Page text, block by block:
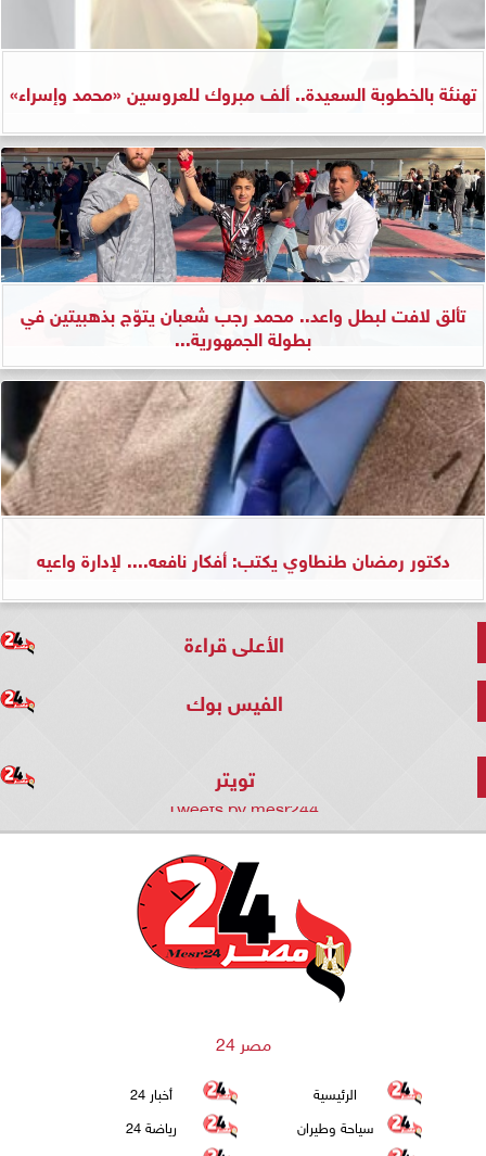
تهنئة بالخطوبة السعيدة.. ألف مبروك للعروسين «محمد وإسراء»
تألق لافت لبطل واعد.. محمد رجب شعبان يتوّج بذهبيتين في
بطولة الجمهورية...
دكتور رمضان طنطاوي يكتب: أفكار نافعه.... لإدارة واعيه
الأعلى قراءة
الفيس بوك
تويتر
Tweets by mesr244
مصر 24
الرئيسية
أخبار 24
سياحة وطيران
رياضة 24